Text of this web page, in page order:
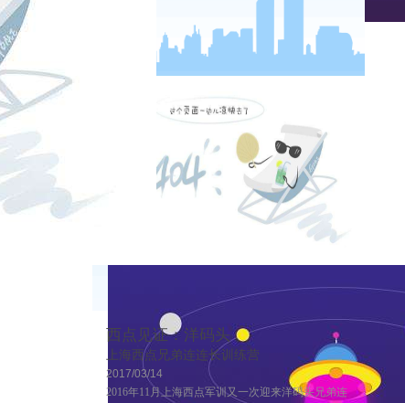
实时热点
西点见证：洋码头
上海西点兄弟连连长训练营
2017/03/14
2016年11月上海西点军训又一次迎来洋码头兄弟连